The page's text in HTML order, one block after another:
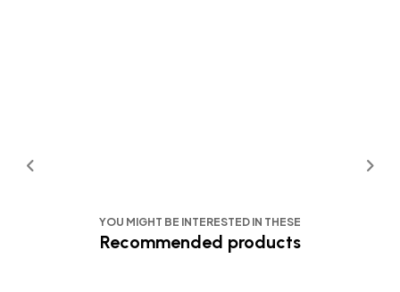
YOU MIGHT BE INTERESTED IN THESE
Recommended products